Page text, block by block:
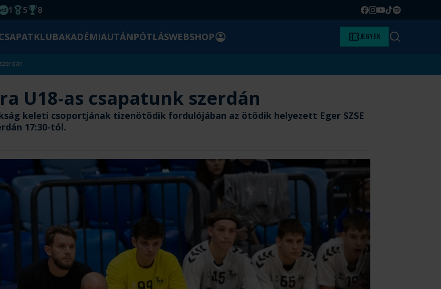
kupagyőzelem 2014
1
Magyar Bajnoki cím
5
Magyar-Kupa győzelem
8 Facebook
Instagram
YouTube
TikTok
Spotify
KLUBAKADÉMIAUTÁNPÓTLÁSWEBSHOPBELÉPÉS Jegyek Keresés
U18-as csapatunk szerdán
keleti csoportjának tizenötödik fordulójában az ötödik helyezett Eger SZSE
17:30-tól.